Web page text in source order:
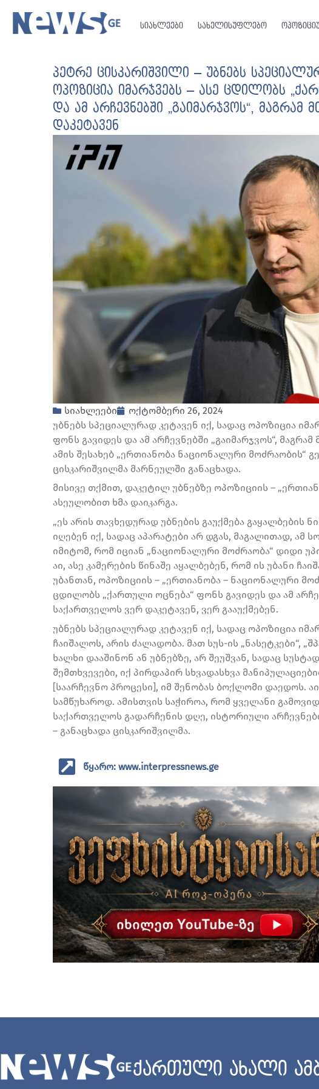
სიახლეები სახელისუფლებო
პეტრე ცისკარიშვილი – უბნებს
ოპოზიცია იმარჯვებს – ასე ცდილობს
და ამ არჩევნებში „გაიმარჯვოს“,
დაკეტავენ
სიახლეები
ოქტომბერი 26, 2024
უბნებს სპეციალურად კეტავენ იქ, სადაც ოპოზიცია
ფონს გავიდეს და ამ არჩევნებში „გაიმარჯვოს“,
ამის შესახებ „ერთიანობა ნაციონალური მოძრაობის“
ცისკარიშვილმა მარნეულში განაცხადა.
მისივე თქმით, დაკეტილ უბნებზე ოპოზიციის –
ასეულობით ხმა დაიკარგა.
„ეს არის თავხედურად უბნების გაუქმება გაყალბების
იღებენ იქ, სადაც აპარატები არ დგას, მაგალითად,
იმიტომ, რომ იციან „ნაციონალური მოძრაობა“ დიდი
აი, ასე კამერების წინაშე აყალბებენ, რომ ის უბანი
უბანთან, ოპოზიციის – „ერთიანობა – ნაციონალური
ცდილობს „ქართული ოცნება“ ფონს გავიდეს და ამ
საქართველოს ვერ დაკეტავენ, ვერ გააუქმებენ.
უბნებს სპეციალურად კეტავენ იქ, სადაც ოპოზიცია
ჩაიშალოს, არის ძალადობა. მათ სუს-ის „ნასეტკები“,
ხალხი დააშინონ ან უბნებზე, არ შეუშვან, სადაც
შემთხვევები, იქ პირდაპირ სხვადასხვა
[საარჩევნო პროცესი], იმ შენობას ბოქლომი დაედოს.
სამწუხაროდ. ამისთვის საჭიროა, რომ ყველანი
საქართველოს გადარჩენის დღე, ისტორიული
– განაცხადა ცისკარიშვილმა.
წყარო: www.interpressnews.ge
ქართული ახალი